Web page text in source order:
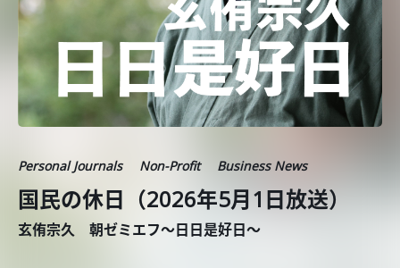
Personal Journals Non-Profit Business News
国民の休日（2026年5月1日放送）
玄侑宗久 朝ゼミエフ～日日是好日～